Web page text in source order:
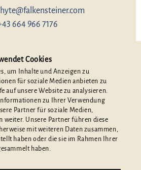
Cookies
um Inhalte und Anzeigen zu
für soziale Medien anbieten zu
auf unsere Website zu analysieren.
zu Ihrer Verwendung
Partner für soziale Medien,
weiter. Unsere Partner führen diese
mit weiteren Daten zusammen,
haben oder die sie im Rahmen Ihrer
haben.
664 966 7176